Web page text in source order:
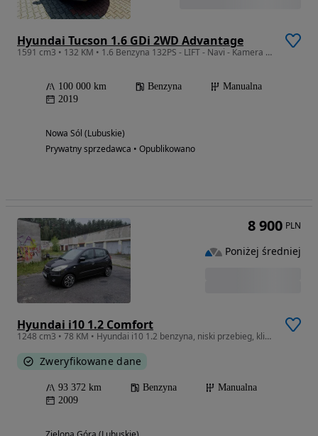
Hyundai Tucson 1.6 GDi 2WD Advantage
1591 cm3 • 132 KM • 1.6 Benzyna 132PS - LIFT - Navi - Kamera - Klimatronic - Ledy - Alu 18
100 000 km Benzyna
Manualna
2019
Nowa Sól (Lubuskie)
Prywatny sprzedawca • Opublikowano
Hyundai i10 1.2 Comfort
1248 cm3 • 78 KM • Hyundai i10 1.2 benzyna, niski przebieg, klima sprawna, ważne opłaty
Zweryfikowane dane
93 372 km Benzyna
Manualna
2009
8 900 PLN
Poniżej średniej